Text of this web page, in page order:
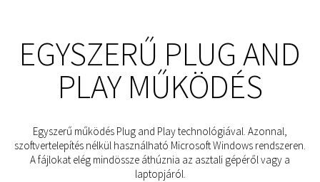
EGYSZERŰ PLUG AND
PLAY MŰKÖDÉS
Egyszerű működés Plug and Play technológiával. Azonnal,
szoftvertelepítés nélkül használható Microsoft Windows rendszeren.
A fájlokat elég mindössze áthúznia az asztali gépéről vagy a
laptopjáról.